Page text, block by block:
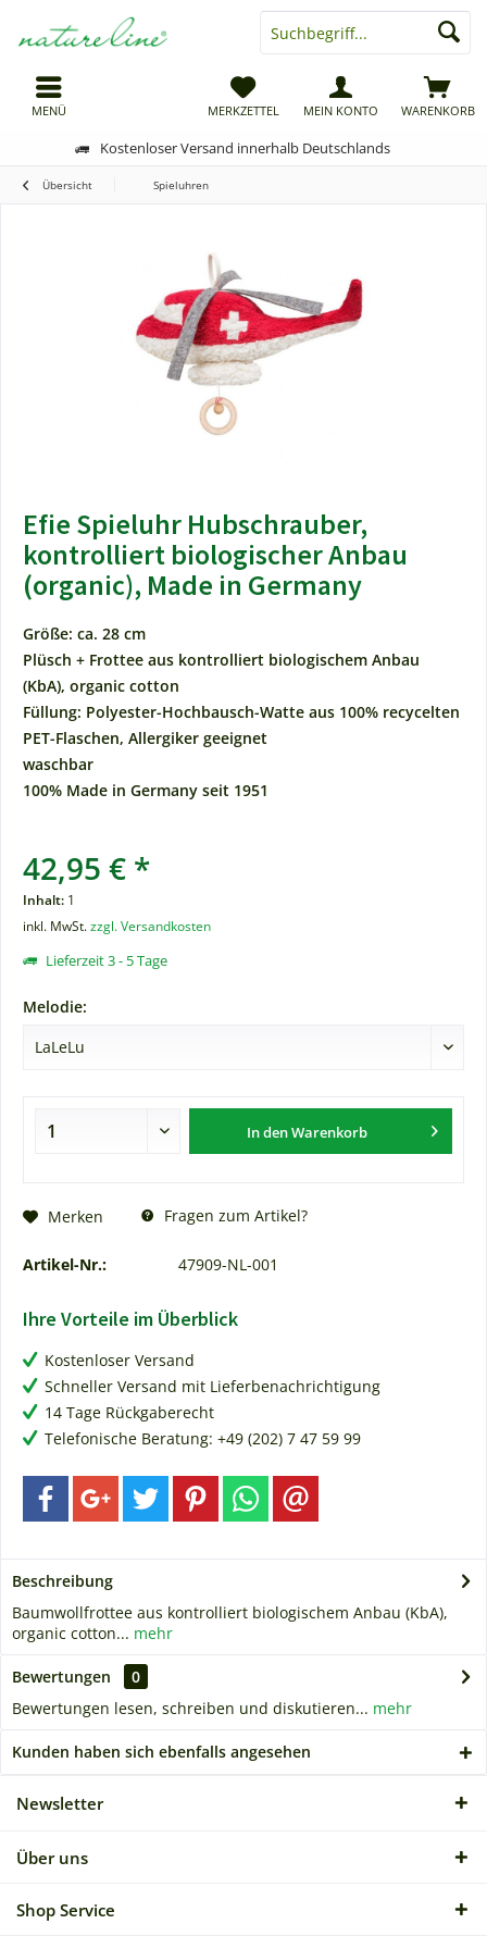
Kostenloser Versand innerhalb Deutschlands
MENÜ WARENKORB
MERKZETTEL MEIN KONTO
Übersicht Spieluhren
Efie Spieluhr Hubschrauber,
kontrolliert biologischer Anbau
(organic), Made in Germany
Größe: ca. 28 cm
Plüsch + Frottee aus kontrolliert biologischem Anbau
(KbA), organic cotton
Füllung: Polyester-Hochbausch-Watte aus 100% recycelten
PET-Flaschen, Allergiker geeignet
waschbar
100% Made in Germany seit 1951
42,95 € *
Inhalt: 1
inkl. MwSt.zzgl. Versandkosten
Lieferzeit 3 - 5 Tage
Melodie:
In denWarenkorb
Merken Fragen zum Artikel?
Artikel-Nr.: 47909-NL-001
Ihre Vorteile im Überblick
Kostenloser Versand
Schneller Versand mit Lieferbenachrichtigung
14 Tage Rückgaberecht
Telefonische Beratung: +49 (202) 7 47 59 99
Beschreibung
Baumwollfrottee aus kontrolliert biologischem Anbau (KbA),
organic cotton... mehr
Bewertungen
0
Bewertungen lesen, schreiben und diskutieren... mehr
Kunden haben sich ebenfalls angesehen
Newsletter
Über uns
Shop Service